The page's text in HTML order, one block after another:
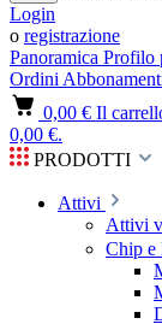
Login
o registrazione
Panoramica Profilo
Ordini
0,00 € Il
0,00 €.
PRODOTTI
Attivi
Attivi
Chip e